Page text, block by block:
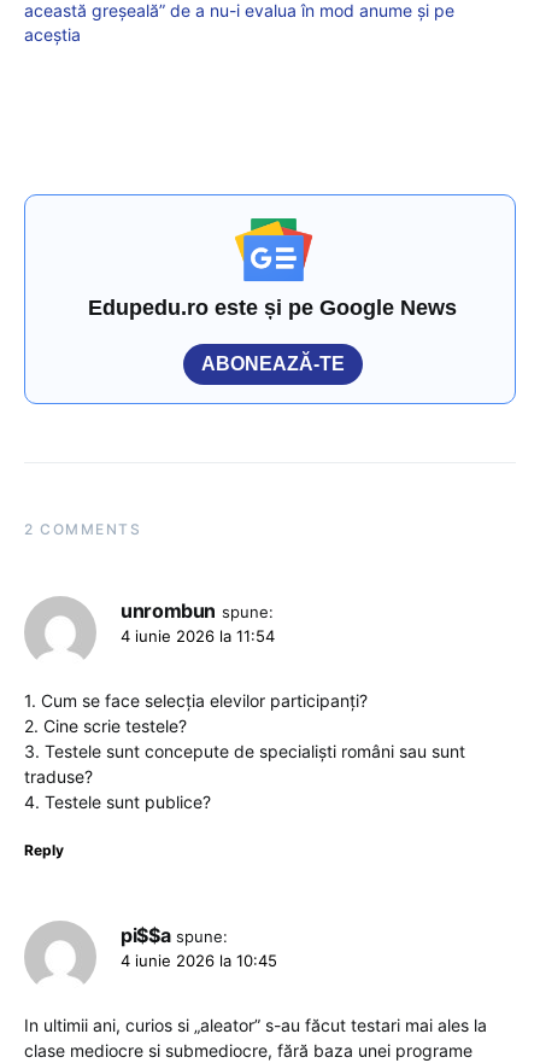
această greșeală” de a nu-i evalua în mod anume și pe
aceștia
Edupedu.ro este și pe Google News
ABONEAZĂ-TE
2 COMMENTS
unrombun spune:
4 iunie 2026 la 11:54
1. Cum se face selecţia elevilor participanţi?
2. Cine scrie testele?
3. Testele sunt concepute de specialişti români sau sunt
traduse?
4. Testele sunt publice?
Reply
pi$$a spune:
4 iunie 2026 la 10:45
In ultimii ani, curios si „aleator” s-au făcut testari mai ales la
clase mediocre si submediocre, fără baza unei programe